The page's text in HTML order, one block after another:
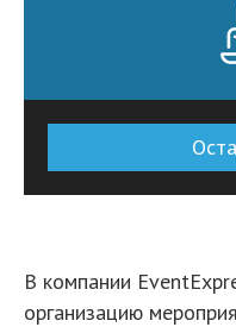
В компании
организацию